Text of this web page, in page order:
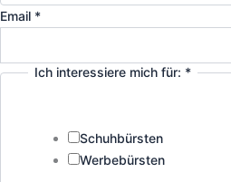
Email *
Ich interessiere mich für: *
Schuhbürsten
Werbebürsten